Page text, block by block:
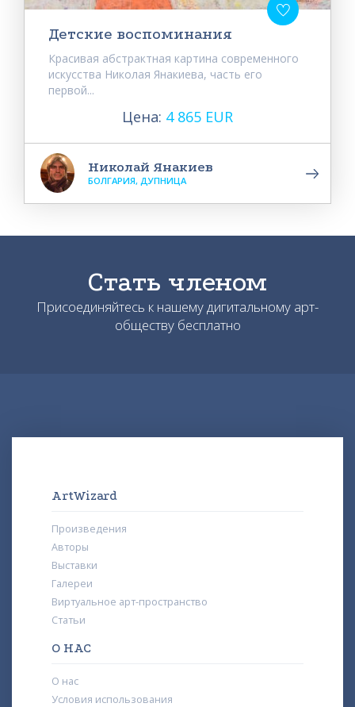
Детские воспоминания
Красивая абстрактная картина современного
искусства Николая Янакиева, часть его
первой...
Цена: 4 865 EUR
Николай Янакиев
БОЛГАРИЯ, ДУПНИЦА
Стать членом
Присоединяйтесь к нашему дигитальному арт-
обществу бесплатно
ArtWizard
Произведения
Авторы
Выставки
Галереи
Виртуальное арт-пространство
Статьи
О НАС
О нас
Условия использования